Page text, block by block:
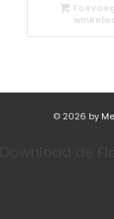
© 2026 by